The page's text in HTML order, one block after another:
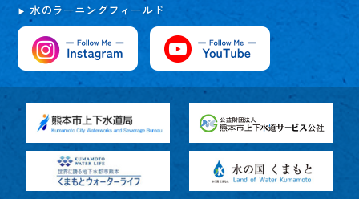
水のラーニングフィールド